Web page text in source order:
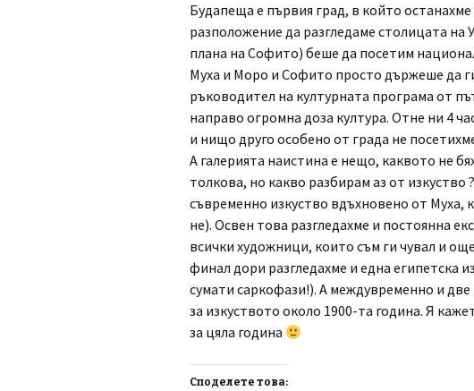
Будапеща е първия град, в който
разположение да разгледаме столицата
плана на Софито) беше да посетим
Муха и Моро и Софито просто държеше да ги
ръководител на културната програма от
направо огромна доза култура. Отне ни 4
и нищо друго особено от града не
А галерията наистина е нещо, каквото не
толкова, но какво разбирам аз от
съвременно изкуство вдъхновено от
не). Освен това разгледахме и постоянна
всички художници, които съм ги чувал и
финал дори разгледахме и една египетска
сумати саркофази!). А междувременно и
за изкуството около 1900-та година. Я
за цяла година
Споделете това: